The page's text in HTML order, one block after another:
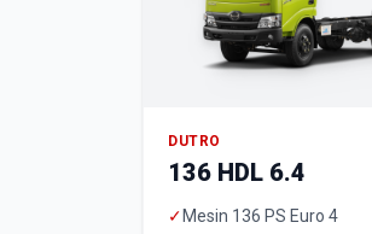
DUTRO
136 HDL 6.4
✓ Mesin 136 PS Euro 4